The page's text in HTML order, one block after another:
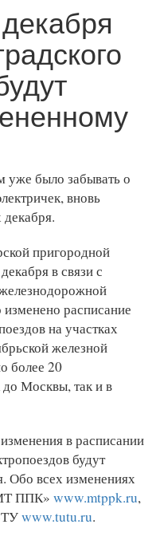
уже было забывать о
вновь
пригородной
в связи с
расписание
на участках
железной
более 20
Москвы, так и в
в расписании
будут
Обо всех изменениях
ППК» www.mtppk.ru,
www.tutu.ru.